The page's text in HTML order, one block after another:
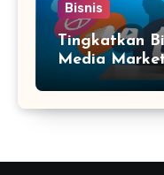
Bisnis
Tingkatkan
Media